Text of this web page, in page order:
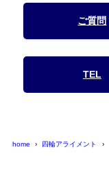
ご質問
TEL
home 四輪アライメント